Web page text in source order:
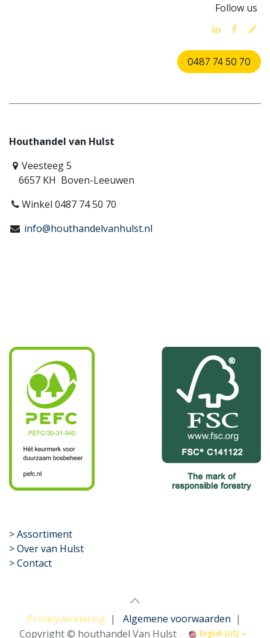
Follow us
0487 74 50 70
Houthandel van Hulst
Veesteeg 5
6657 KH Boven-Leeuwen
Winkel 0487 74 50 70
info@houthandelvanhulst.nl
​>Assortiment
> Over van Hulst
> Contact
Privacyverklaring| Algemene voorwaarden |
Copyright © houthandel Van Hulst
English (US)